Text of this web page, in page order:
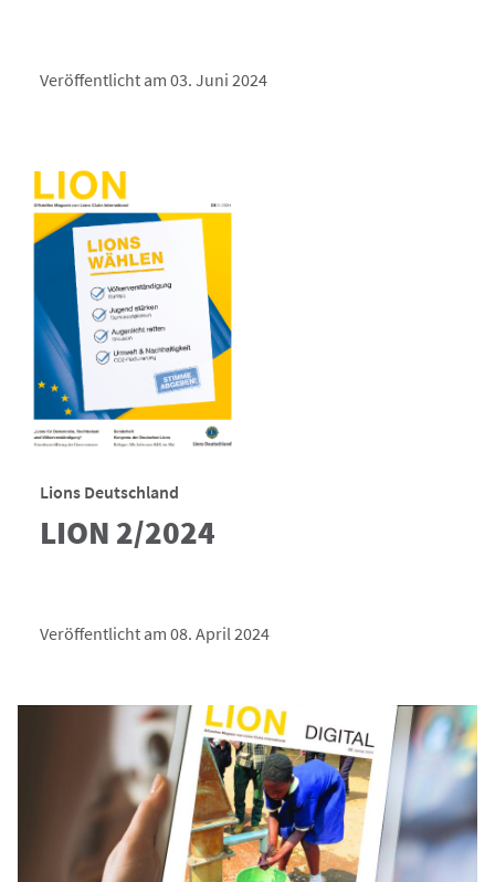
Veröffentlicht am 03. Juni 2024
Lions Deutschland
LION 2/2024
Veröffentlicht am 08. April 2024